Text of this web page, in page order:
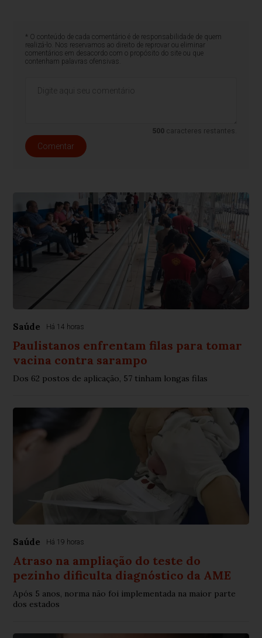
* O conteúdo de cada comentário é de responsabilidade de quem
realizá-lo. Nos reservamos ao direito de reprovar ou eliminar
comentários em desacordo com o propósito do site ou que
contenham palavras ofensivas.
500 caracteres restantes.
Comentar
Saúde Há 14 horas
Paulistanos enfrentam filas para tomar
vacina contra sarampo
Dos 62 postos de aplicação, 57 tinham longas filas
Saúde Há 19 horas
Atraso na ampliação do teste do
pezinho dificulta diagnóstico da AME
Após 5 anos, norma não foi implementada na maior parte
dos estados